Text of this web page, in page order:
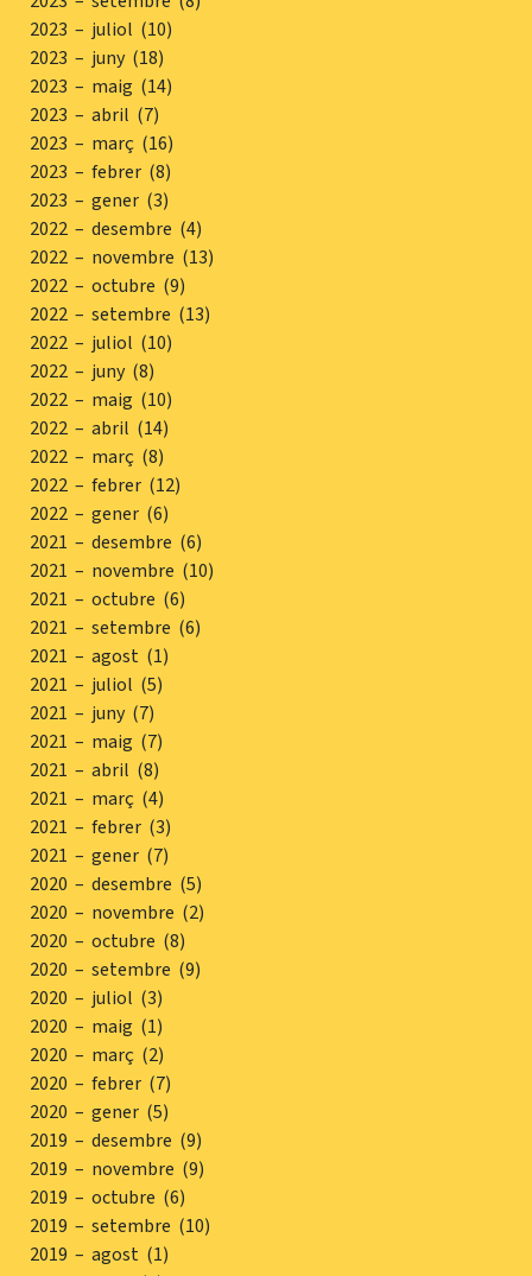
2023 – juliol (10)
2023 – juny (18)
2023 – maig (14)
2023 – abril (7)
2023 – març (16)
2023 – febrer (8)
2023 – gener (3)
2022 – desembre (4)
2022 – novembre (13)
2022 – octubre (9)
2022 – setembre (13)
2022 – juliol (10)
2022 – juny (8)
2022 – maig (10)
2022 – abril (14)
2022 – març (8)
2022 – febrer (12)
2022 – gener (6)
2021 – desembre (6)
2021 – novembre (10)
2021 – octubre (6)
2021 – setembre (6)
2021 – agost (1)
2021 – juliol (5)
2021 – juny (7)
2021 – maig (7)
2021 – abril (8)
2021 – març (4)
2021 – febrer (3)
2021 – gener (7)
2020 – desembre (5)
2020 – novembre (2)
2020 – octubre (8)
2020 – setembre (9)
2020 – juliol (3)
2020 – maig (1)
2020 – març (2)
2020 – febrer (7)
2020 – gener (5)
2019 – desembre (9)
2019 – novembre (9)
2019 – octubre (6)
2019 – setembre (10)
2019 – agost (1)